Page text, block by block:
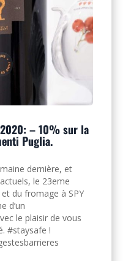
– 10% sur la
Puglia.
dernière, et
le 23eme
du fromage à SPY
d’un
le plaisir de vous
#staysafe !